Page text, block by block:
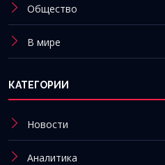
Общество
В мире
КАТЕГОРИИ
Новости
Аналитика